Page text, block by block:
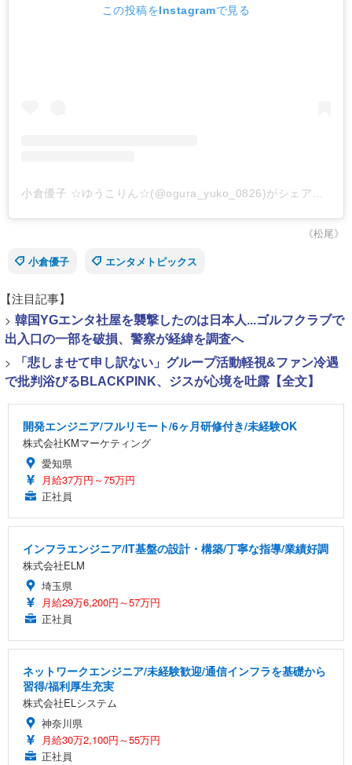
この投稿をInstagramで見る
小倉優子 ☆ゆうこりん☆(@ogura_yuko_0826)がシェアした投稿
《松尾》
小倉優子
エンタメトピックス
【注目記事】
> 韓国YGエンタ社屋を襲撃したのは日本人...ゴルフクラブで
出入口の一部を破損、警察が経緯を調査へ
>
「悲しませて申し訳ない」グループ活動軽視&ファン冷遇
で批判浴びるBLACKPINK、ジスが心境を吐露【全文】
開発エンジニア/フルリモート/6ヶ月研修付き/未経験OK
株式会社KMマーケティング
愛知県
月給37万円～75万円
正社員
インフラエンジニア/IT基盤の設計・構築/丁寧な指導/業績好調
株式会社ELM
埼玉県
月給29万6,200円～57万円
正社員
ネットワークエンジニア/未経験歓迎/通信インフラを基礎から
習得/福利厚生充実
株式会社ELシステム
神奈川県
月給30万2,100円～55万円
正社員